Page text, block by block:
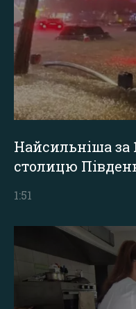
Найсильніша за
столицю
1:51